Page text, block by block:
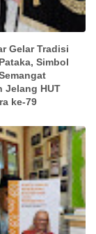
Gelar Tradisi
Simbol
Jelang HUT
ke-79